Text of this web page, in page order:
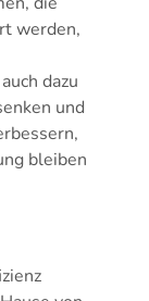
werden,
dazu
und
bleiben